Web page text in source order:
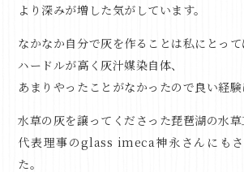
より深みが増した気がしています。
なかなか自分で灰を作ることは私にとって
ハードルが高く灰汁媒染自体、
あまりやったことがなかったので良い経験
水草の灰を譲ってくださった琵琶湖の水
代表理事のglass imeca神永さんにも
た。